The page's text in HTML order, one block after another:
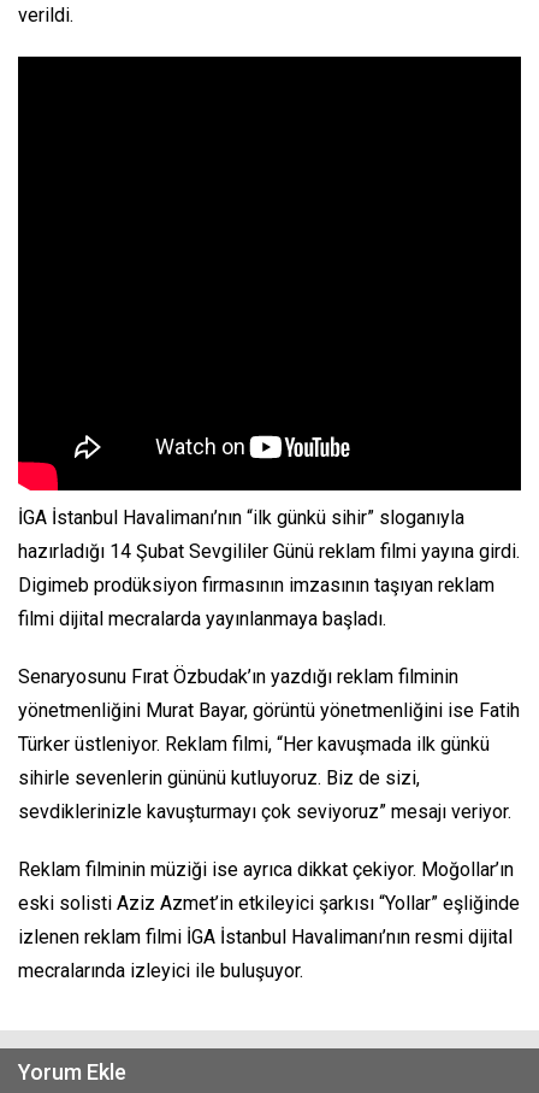
verildi.
İGA İstanbul Havalimanı’nın “ilk günkü sihir” sloganıyla
hazırladığı 14 Şubat Sevgililer Günü reklam filmi yayına girdi.
Digimeb prodüksiyon firmasının imzasının taşıyan reklam
filmi dijital mecralarda yayınlanmaya başladı.
Senaryosunu Fırat Özbudak’ın yazdığı reklam filminin
yönetmenliğini Murat Bayar, görüntü yönetmenliğini ise Fatih
Türker üstleniyor. Reklam filmi, “Her kavuşmada ilk günkü
sihirle sevenlerin gününü kutluyoruz. Biz de sizi,
sevdiklerinizle kavuşturmayı çok seviyoruz” mesajı veriyor.
Reklam filminin müziği ise ayrıca dikkat çekiyor. Moğollar’ın
eski solisti Aziz Azmet’in etkileyici şarkısı “Yollar” eşliğinde
izlenen reklam filmi İGA İstanbul Havalimanı’nın resmi dijital
mecralarında izleyici ile buluşuyor.
Yorum Ekle